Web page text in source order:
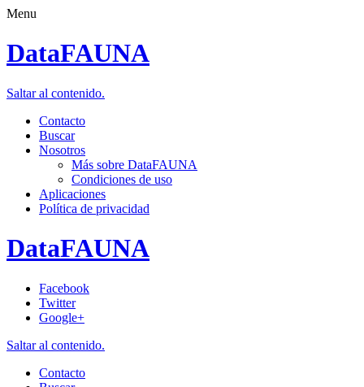
Menu
DataFAUNA
Saltar al contenido.
Contacto
Buscar
Nosotros
Más sobre DataFAUNA
Condiciones de uso
Aplicaciones
Política de privacidad
DataFAUNA
Facebook
Twitter
Google+
Saltar al contenido.
Contacto